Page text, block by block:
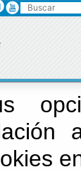
Menú
Buscar